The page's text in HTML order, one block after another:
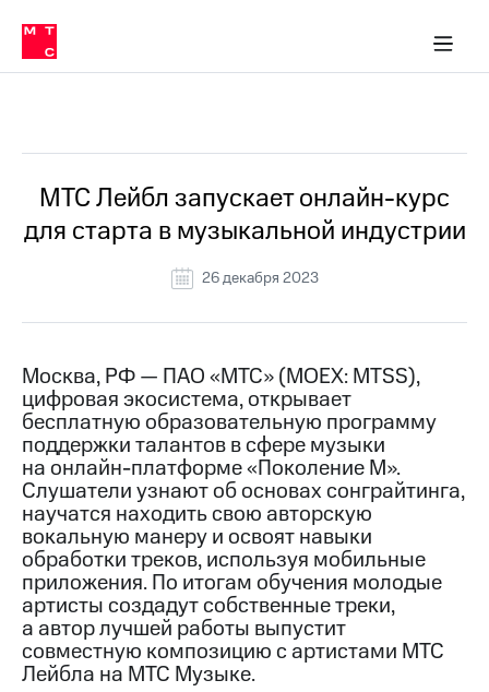
Медиа-центр
и акционерам
Устойчивое развитие
Комплаенс и деловая этика
компании
Карьера
История
компании
Руководство
Контакты
Медиа-центр
Пресс-
релизы
МТС
о технологиях
Достижения
Интервью
Финансовая
в МТС
Пресс-
релизы
о технологиях
МТС Лейбл запускает онлайн-курс
для старта в музыкальной индустрии
26 декабря 2023
Москва, РФ — ПАО «МТС» (MOEX: MTSS),
цифровая экосистема, открывает
бесплатную образовательную программу
поддержки талантов в сфере музыки
на онлайн-платформе «Поколение М».
Слушатели узнают об основах сонграйтинга,
научатся находить свою авторскую
вокальную манеру и освоят навыки
обработки треков, используя мобильные
приложения. По итогам обучения молодые
артисты создадут собственные треки,
а автор лучшей работы выпустит
совместную композицию с артистами МТС
Лейбла на МТС Музыке.